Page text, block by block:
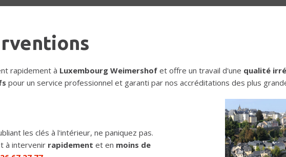
rapidement à Luxembourg Weimershof et offre un travail d'une qualité
pour un service professionnel et garanti par nos accréditations des plus
les clés à l'intérieur, ne paniquez pas.
à intervenir rapidement et en moins de